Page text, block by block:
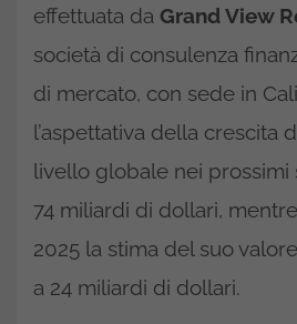
effettuata da Grand View
società di consulenza
di mercato, con sede in
l’aspettativa della crescita
livello globale nei prossimi
74 miliardi di dollari,
2025 la stima del suo
a 24 miliardi di dollari.